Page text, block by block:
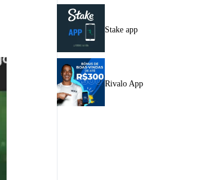
Stake app
Rivalo App